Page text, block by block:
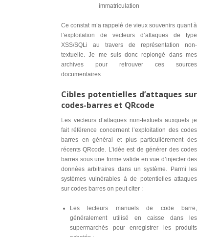
immatriculation
Ce constat m’a rappelé de vieux souvenirs quant à
l’exploitation de vecteurs d’attaques de type
XSS/SQLi au travers de représentation non-
textuelle. Je me suis donc replongé dans mes
archives pour retrouver ces sources
documentaires.
Cibles potentielles d’attaques sur
codes-barres et QRcode
Les vecteurs d’attaques non-textuels auxquels je
fait référence concernent l’exploitation des codes
barres en général et plus particulièrement des
récents QRcode. L’idée est de générer des codes
barres sous une forme valide en vue d’injecter des
données arbitraires dans un système. Parmi les
systèmes vulnérables à de potentielles attaques
sur codes barres on peut citer :
Les lecteurs manuels de code barre,
généralement utilisé en caisse dans les
supermarchés pour enregistrer les produits